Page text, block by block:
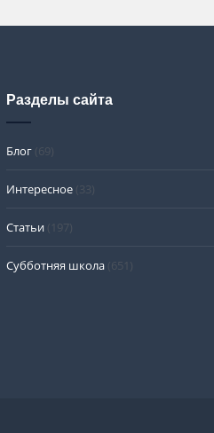
Разделы сайта
Блог (69)
Интересное (33)
Статьи (197)
Субботняя школа (651)